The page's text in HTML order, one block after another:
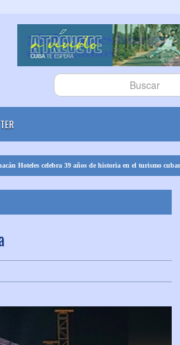
celebra 39 años de historia en el turismo cubano